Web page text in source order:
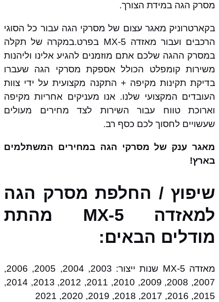
מסרק הגה במידת הצורך.
בקארטרוניק מאגר עצום של מסרקי הגה עבור כל הסוגי
הרכבים ועבור מאזדה MX-5 בפרט.במקרה של תקלה
במסרק ההגה שלכם אתם מוזמנים להגיע אלינו וליהנות
משירות קומפלט הכולל אספקת מסרקי הגה שעברו
בדיקת תקינות מקיפה + התקנה מקצועית על ידי צוות
העובדים המקצועי שלנו. אנו מעניקים אחריות מקיפה
וארוכת טווח עבור השירות לצד מחירים מעולים
שעשויים לחסוך לכם כסף רב.
מאגר ענק של מסרקי הגה במחירים המשתלמים
בארץ!
שיפוץ / החלפת מסרק הגה
למאזדה MX-5 מהתת
מודלים הבאים:
מאזדה MX-5 שנות ייצור: 2003, 2004, 2005, 2006,
2007, 2008, 2009, 2010, 2011, 2012, 2013, 2014,
2015, 2016, 2017, 2018, 2019, 2020, 2021